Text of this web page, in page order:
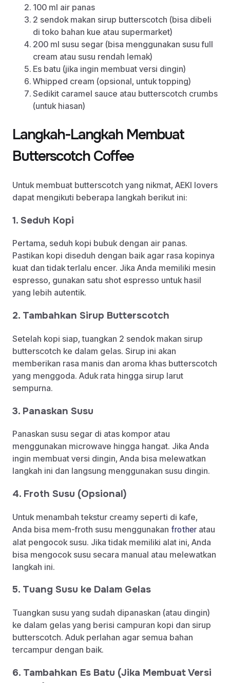
100 ml air panas
2 sendok makan sirup butterscotch (bisa dibeli
di toko bahan kue atau supermarket)
200 ml susu segar (bisa menggunakan susu full
cream atau susu rendah lemak)
Es batu (jika ingin membuat versi dingin)
Whipped cream (opsional, untuk topping)
Sedikit caramel sauce atau butterscotch crumbs
(untuk hiasan)
Langkah-Langkah Membuat
Butterscotch Coffee
Untuk membuat butterscotch yang nikmat, AEKI lovers
dapat mengikuti beberapa langkah berikut ini:
1. Seduh Kopi
Pertama, seduh kopi bubuk dengan air panas.
Pastikan kopi diseduh dengan baik agar rasa kopinya
kuat dan tidak terlalu encer. Jika Anda memiliki mesin
espresso, gunakan satu shot espresso untuk hasil
yang lebih autentik.
2. Tambahkan Sirup Butterscotch
Setelah kopi siap, tuangkan 2 sendok makan sirup
butterscotch ke dalam gelas. Sirup ini akan
memberikan rasa manis dan aroma khas butterscotch
yang menggoda. Aduk rata hingga sirup larut
sempurna.
3. Panaskan Susu
Panaskan susu segar di atas kompor atau
menggunakan microwave hingga hangat. Jika Anda
ingin membuat versi dingin, Anda bisa melewatkan
langkah ini dan langsung menggunakan susu dingin.
4. Froth Susu (Opsional)
Untuk menambah tekstur creamy seperti di kafe,
Anda bisa mem-froth susu menggunakan frother atau
alat pengocok susu. Jika tidak memiliki alat ini, Anda
bisa mengocok susu secara manual atau melewatkan
langkah ini.
5. Tuang Susu ke Dalam Gelas
Tuangkan susu yang sudah dipanaskan (atau dingin)
ke dalam gelas yang berisi campuran kopi dan sirup
butterscotch. Aduk perlahan agar semua bahan
tercampur dengan baik.
6. Tambahkan Es Batu (Jika Membuat Versi